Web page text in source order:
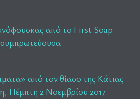
από το First Soap
από τον θίασο της Κάτιας
Πέμπτη 2 Νοεμβρίου 2017